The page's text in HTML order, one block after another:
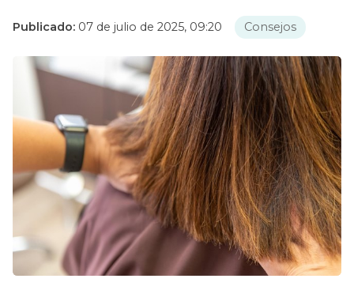
Publicado: 07 de julio de 2025, 09:20 Consejos